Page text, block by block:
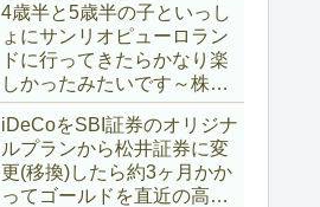
4歳半と5歳半の子といっし
ょにサンリオピューロラン
ドに行ってきたらかなり楽
しかったみたいです～株主
優待券利用～
iDeCoをSBI証券のオリジナ
ルプランから松井証券に変
更(移換)したら約3ヶ月かか
ってゴールドを直近の高値